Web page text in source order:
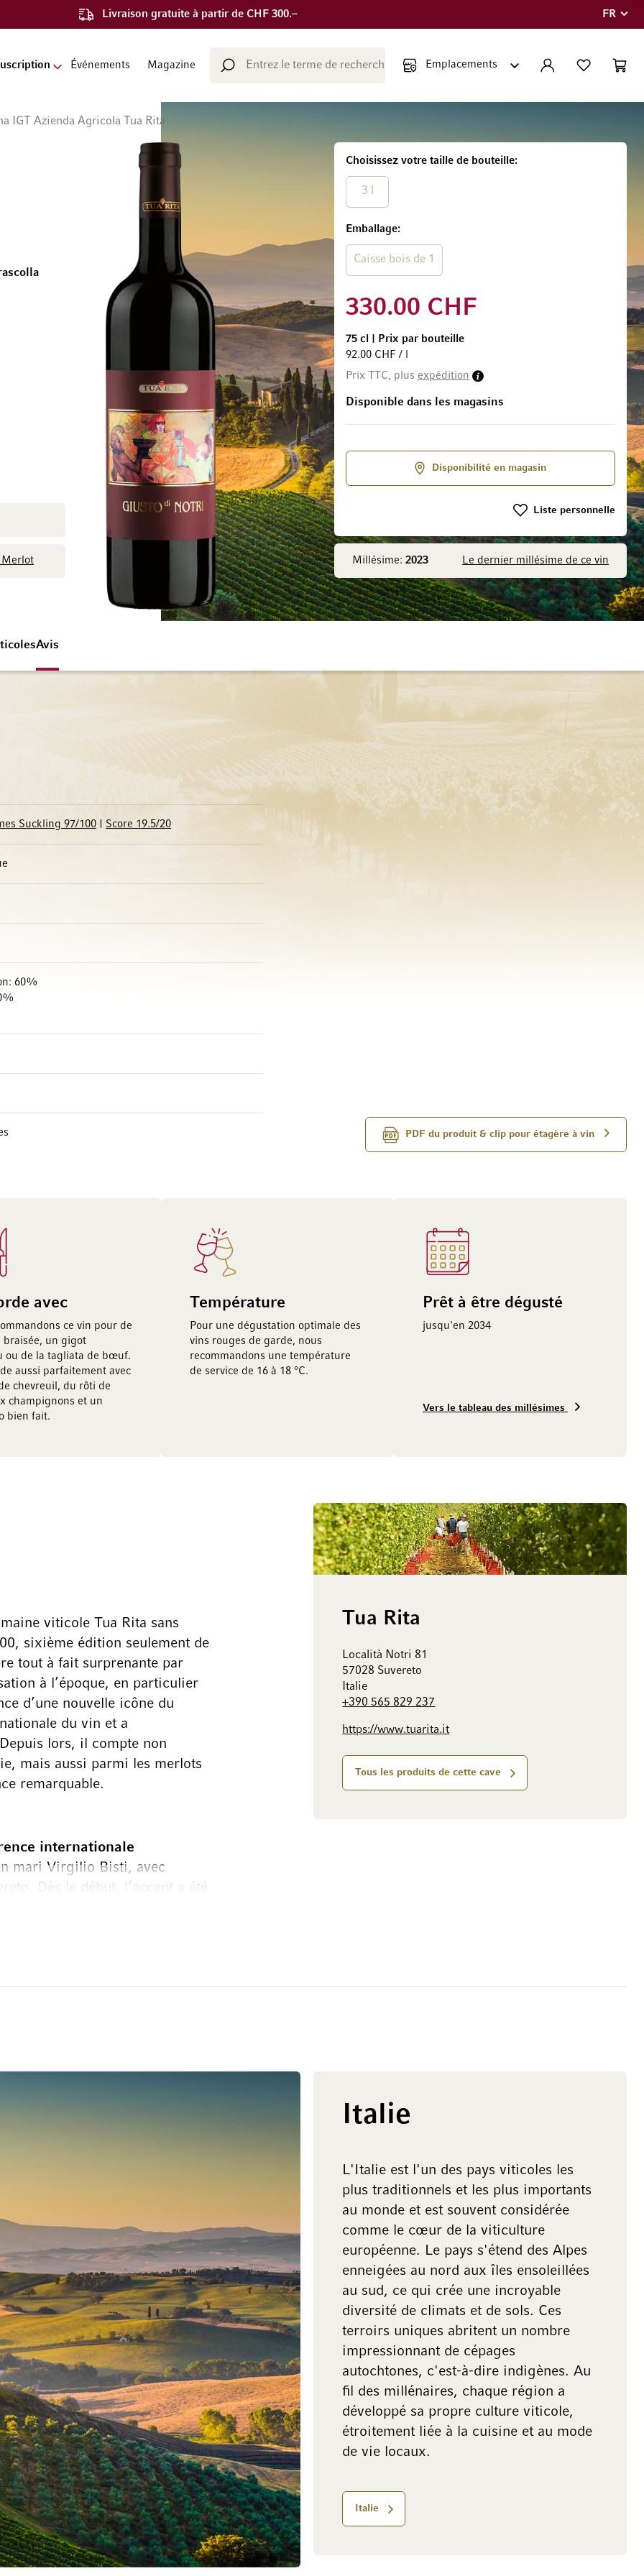
Livraison gratuite à partir de CHF 300.–
Langue
FR
Événements Magazine
Chercher COMPTE LISTE
PANIER
IGT Azienda Agricola Tua Rita
Millésime: 2023 Le dernier millésime de ce vin
Choisissez votre taille de bouteille
3 l
Emballage
Caisse bois de 1
330.00 CHF
75 cl
Prix par bouteille
92.00 CHF / l
Prix TTC, plus expédition
Disponible dans les magasins
Disponibilité en magasin
Liste personnelle
Passer à la fin de la galerie d’imagesPasser au début de la Galerie d’images
Avis
PDF du produit & clip pour étagère à vin
Suckling 97/100 Score 19.5/20
60%
avec
ce vin pour de
braisée, un gigot
ou de la tagliata de bœuf.
aussi parfaitement avec
chevreuil, du rôti de
champignons et un
bien fait.
Température
Pour une dégustation optimale des
vins rouges de garde, nous
recommandons une température
de service de 16 à 18 °C.
Prêt à être dégusté
jusqu'en 2034
Vers le tableau des millésimes
Tua Rita
Località Notri 81
57028 Suvereto
Italie
+390 565 829 237
https://www.tuarita.it
Tous les produits de cette cave
viticole Tua Rita sans
sixième édition seulement de
tout à fait surprenante par
à l’époque, en particulier
d’une nouvelle icône du
du vin et a
lors, il compte non
mais aussi parmi les merlots
remarquable.
internationale
mari Virgilio Bisti, avec
Dès le début, l’accent a été
ans sans perdre son caractère
vignoble que dans la cave, et
la petite ville de Suvereto,
précis et minéral, souvent
et d’une subtile nuance salée en
la plus authentique possible,
d’une manufacture: avec
des vendanges sélectives
Il en résulte des vins d’une
grande tension intérieure, qui
Italie
L'Italie est l'un des pays viticoles les
plus traditionnels et les plus importants
au monde et est souvent considérée
comme le cœur de la viticulture
européenne. Le pays s'étend des Alpes
enneigées au nord aux îles ensoleillées
au sud, ce qui crée une incroyable
diversité de climats et de sols. Ces
terroirs uniques abritent un nombre
impressionnant de cépages
autochtones, c'est-à-dire indigènes. Au
fil des millénaires, chaque région a
développé sa propre culture viticole,
étroitement liée à la cuisine et au mode
de vie locaux.
Italie